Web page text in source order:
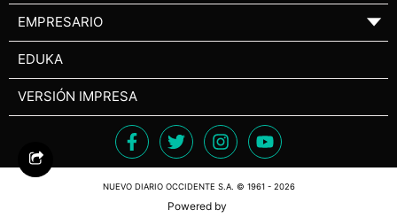
EMPRESARIO ▼
EDUKA
VERSIÓN IMPRESA
NUEVO DIARIO OCCIDENTE S.A. © 1961 - 2026
Powered by